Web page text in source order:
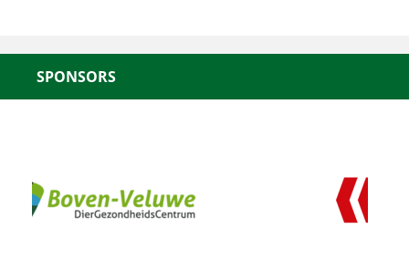
SPONSORS